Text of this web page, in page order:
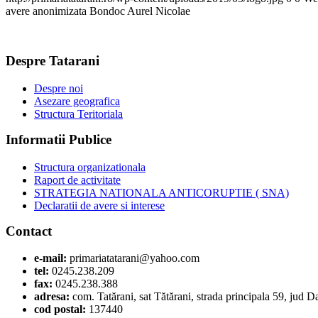
avere anonimizata Bondoc Aurel Nicolae
Despre Tatarani
Despre noi
Asezare geografica
Structura Teritoriala
Informatii Publice
Structura organizationala
Raport de activitate
STRATEGIA NATIONALA ANTICORUPTIE ( SNA)
Declaratii de avere si interese
Contact
e-mail: primariatatarani@yahoo.com
tel: 0245.238.209
fax: 0245.238.388
adresa: com. Tatărani, sat Tătărani, strada principala 59, jud
cod postal: 137440